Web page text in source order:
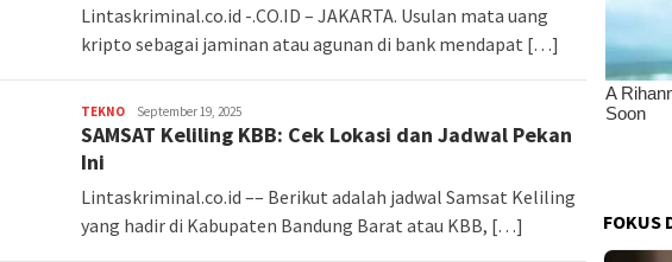
Lintaskriminal.co.id -.CO.ID – JAKARTA. Usulan mata uang
kripto sebagai jaminan atau agunan di bank mendapat […]
TEKNO admin
September 19, 2025
SAMSAT Keliling KBB: Cek Lokasi dan Jadwal Pekan
Ini
Lintaskriminal.co.id –– Berikut adalah jadwal Samsat Keliling
yang hadir di Kabupaten Bandung Barat atau KBB, […]
FOKUS